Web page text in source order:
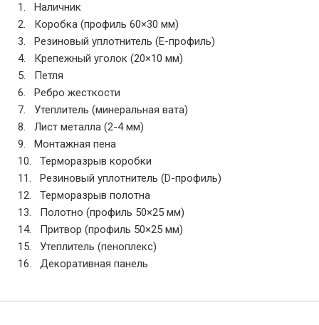
Наличник
Коробка (профиль 60×30 мм)
Резиновый уплотнитель (E-профиль)
Крепежный уголок (20×10 мм)
Петля
Ребро жесткости
Утеплитель (минеральная вата)
Лист металла (2-4 мм)
Монтажная пена
Терморазрыв коробки
Резиновый уплотнитель (D-профиль)
Терморазрыв полотна
Полотно (профиль 50×25 мм)
Притвор (профиль 50×25 мм)
Утеплитель (пеноплекс)
Декоративная панель